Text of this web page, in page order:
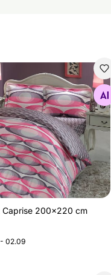
Caprise 200x220 cm
Otsi sarnaseid
Caprise 200x220 cm
02.09